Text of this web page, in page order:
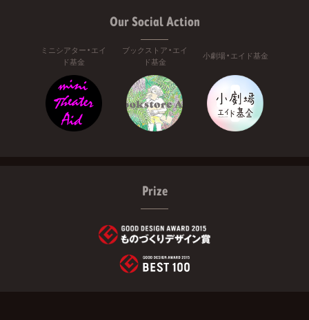
Our Social Action
ミニシアター・エイ
ド基金
ブックストア・エイ
ド基金
小劇場・エイド基金
Prize